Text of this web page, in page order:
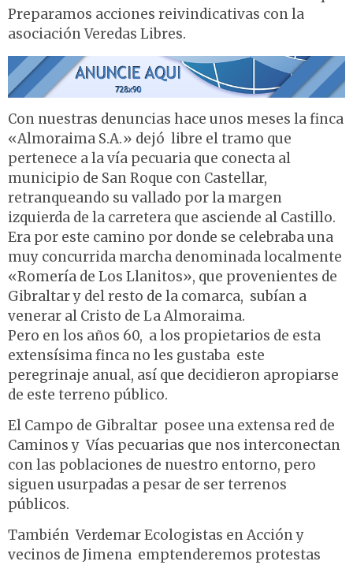
Preparamos acciones reivindicativas con la
asociación Veredas Libres.
Con nuestras denuncias hace unos meses la finca
«Almoraima S.A.» dejó libre el tramo que
pertenece a la vía pecuaria que conecta al
municipio de San Roque con Castellar,
retranqueando su vallado por la margen
izquierda de la carretera que asciende al Castillo.
Era por este camino por donde se celebraba una
muy concurrida marcha denominada localmente
«Romería de Los Llanitos», que provenientes de
Gibraltar y del resto de la comarca, subían a
venerar al Cristo de La Almoraima.
Pero en los años 60, a los propietarios de esta
extensísima finca no les gustaba este
peregrinaje anual, así que decidieron apropiarse
de este terreno público.
El Campo de Gibraltar posee una extensa red de
Caminos y Vías pecuarias que nos interconectan
con las poblaciones de nuestro entorno, pero
siguen usurpadas a pesar de ser terrenos
públicos.
También Verdemar Ecologistas en Acción y
vecinos de Jimena emptenderemos protestas